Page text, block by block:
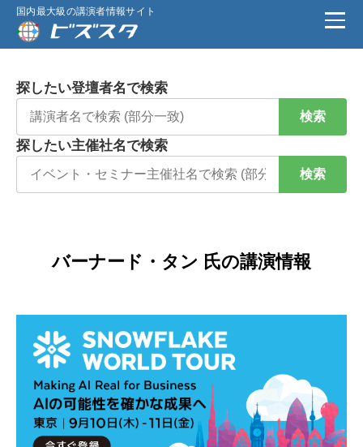
国内最大級の講演者情報サイト
探したい登壇者名で検索
検索
探したい主催社名で検索
検索
バーナード・タン 氏の講演情報